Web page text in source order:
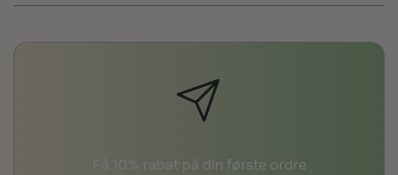
Få 10% rabat på din første ordre